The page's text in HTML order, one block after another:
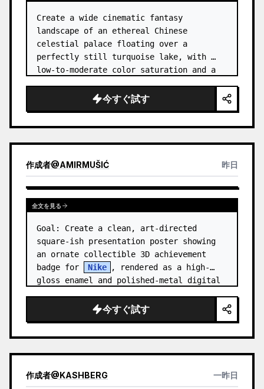
Create a wide cinematic fantasy
landscape of an ethereal Chinese
celestial palace floating over a
perfectly still turquoise lake, with
low-to-moderate color saturation and a
composition on an enormous white jade
and pale a…
今すぐ試す
作成者@AMIRMUŠIĆ 昨日
全文を見る
Goal: Create a clean, art-directed
square-ish presentation poster showing
an ornate collectible 3D achievement
badge for
Nike
, rendered as a high-
gloss enamel and polished-metal digital
Canvas: Wide 16:9 white stu…
今すぐ試す
作成者@KASHBERG 一昨日